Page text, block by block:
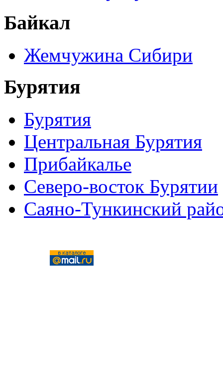
Байкал
Жемчужина Сибири
Бурятия
Бурятия
Центральная Бурятия
Прибайкалье
Северо-восток Бурятии
Саяно-Тункинский